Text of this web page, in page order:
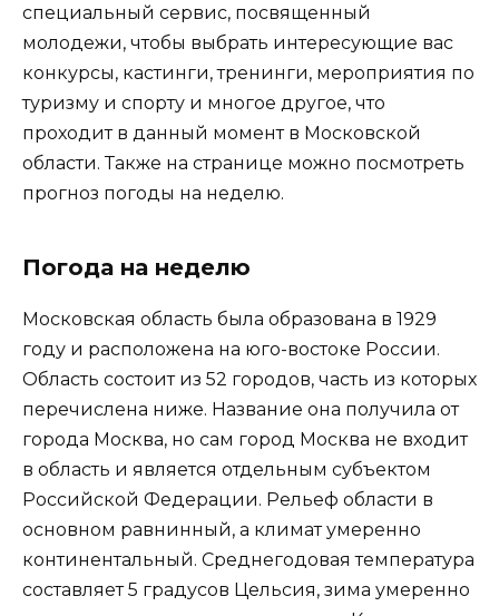
специальный сервис, посвященный
молодежи, чтобы выбрать интересующие вас
конкурсы, кастинги, тренинги, мероприятия по
туризму и спорту и многое другое, что
проходит в данный момент в Московской
области. Также на странице можно посмотреть
прогноз погоды на неделю.
Погода на неделю
Московская область была образована в 1929
году и расположена на юго-востоке России.
Область состоит из 52 городов, часть из которых
перечислена ниже. Название она получила от
города Москва, но сам город Москва не входит
в область и является отдельным субъектом
Российской Федерации. Рельеф области в
основном равнинный, а климат умеренно
континентальный. Среднегодовая температура
составляет 5 градусов Цельсия, зима умеренно